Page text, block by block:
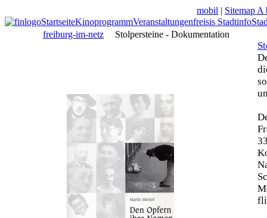
mobil | Sitemap A
StartseiteKinoprogrammVeranstaltungenfreisis Stadtinfo
freiburg-im-netz
Stolpersteine - Dokumentation